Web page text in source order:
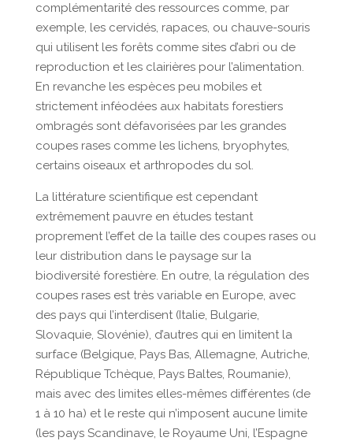
complémentarité des ressources comme, par
exemple, les cervidés, rapaces, ou chauve-souris
qui utilisent les forêts comme sites d’abri ou de
reproduction et les clairières pour l’alimentation.
En revanche les espèces peu mobiles et
strictement inféodées aux habitats forestiers
ombragés sont défavorisées par les grandes
coupes rases comme les lichens, bryophytes,
certains oiseaux et arthropodes du sol.
La littérature scientifique est cependant
extrêmement pauvre en études testant
proprement l’effet de la taille des coupes rases ou
leur distribution dans le paysage sur la
biodiversité forestière. En outre, la régulation des
coupes rases est très variable en Europe, avec
des pays qui l’interdisent (Italie, Bulgarie,
Slovaquie, Slovénie), d’autres qui en limitent la
surface (Belgique, Pays Bas, Allemagne, Autriche,
République Tchèque, Pays Baltes, Roumanie),
mais avec des limites elles-mêmes différentes (de
1 à 10 ha) et le reste qui n’imposent aucune limite
(les pays Scandinave, le Royaume Uni, l’Espagne